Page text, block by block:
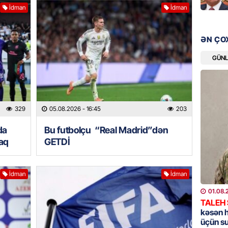
İdman
329
İdman
05.08.2026 - 16:45 203
Bu futbolçu “Real Madrid”dən
GETDİ
İdman İdman
GÜNDƏM
HADISƏ
ƏN
TALEH
kəsən
üçün